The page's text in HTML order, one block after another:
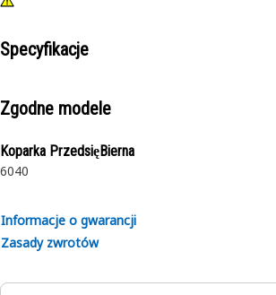
Specyfikacje
Zgodne modele
Koparka PrzedsięBierna
6040
Informacje o gwarancji
Zasady zwrotów